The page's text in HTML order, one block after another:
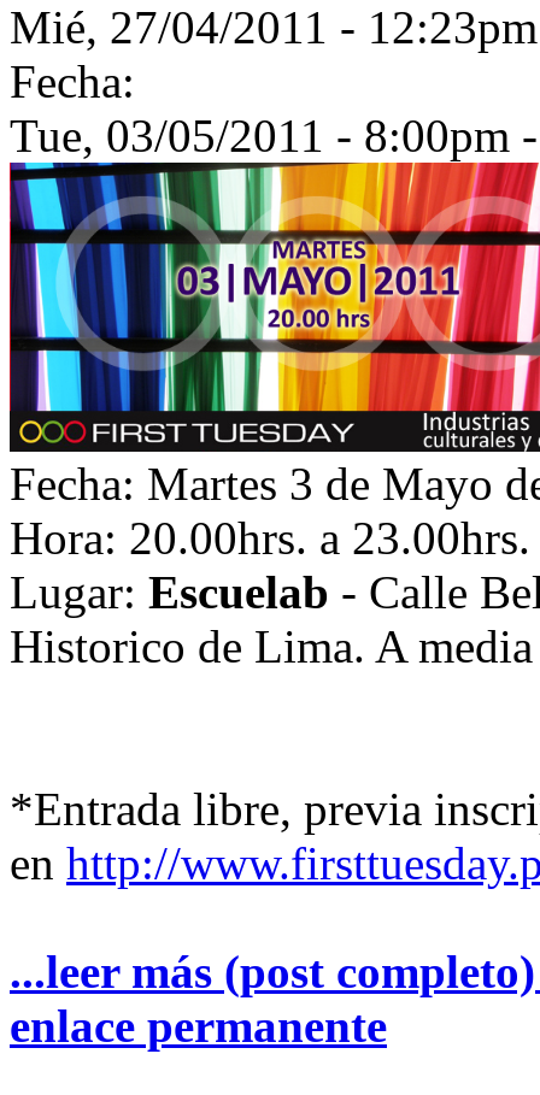
Mié, 27/04/2011 -
Fecha:
Tue, 03/05/2011 - 8:00pm
Fecha: Martes 3 de Mayo
Hora: 20.00hrs. a 23.00hrs.
Lugar: Escuelab - Calle
Historico de Lima. A
*Entrada libre, previa
en http://
...leer más (post
enlace permanente